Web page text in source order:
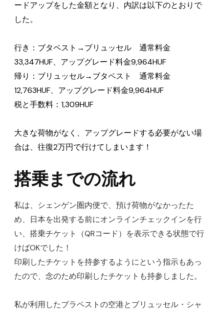
ードアップをした金額となり、内訳は以下のとおりで
した。
行き：ブタペスト→ブリュッセル 通常料金
33,347HUF、アップグレード料金9,964HUF
帰り：ブリュッセル→ブタペスト 通常料金
12,763HUF、アップグレード料金9,964HUF
税と手数料：1,309HUF
大きな荷物がなく、アップグレードする必要がない場
合は、往復2万円で行けてしまいます！
搭乗までの流れ
私は、シェンゲン圏内便で、預け荷物がなかったた
め、日本を出発する前にオンラインチェックインを行
い、搭乗チケット（QRコード）を表示できる状態で行
けばOKでした！
印刷したチケットを持参するようにという指示もあっ
たので、念のため印刷したチケットも持参しました。
私が利用したブラペストの空港とブリュッセル・シャ